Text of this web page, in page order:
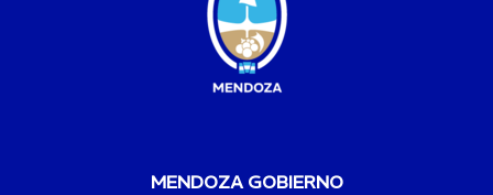
MENDOZA GOBIERNO